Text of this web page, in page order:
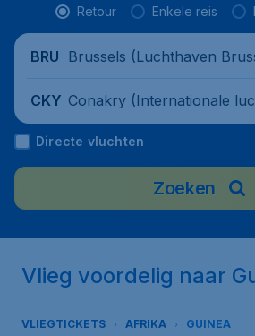
Retour Enkele reis
BRU Brussels (Luchthaven
CKY Conakry (Internationale
ed Sekou Touré), Guinea
Directe vluchten
Zoeken
Vlieg voordelig naar
VLIEGTICKETS AFRIKA GUINEA